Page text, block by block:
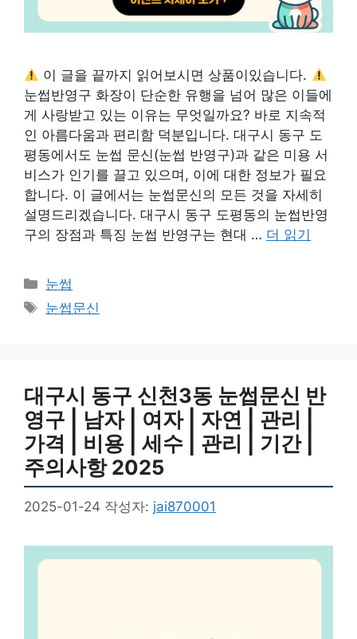
이 글을 끝까지 읽어보시면 상품이있습니다.
눈썹반영구 화장이 단순한 유행을 넘어 많은 이들에
게 사랑받고 있는 이유는 무엇일까요? 바로 지속적
인 아름다움과 편리함 덕분입니다. 대구시 동구 도
평동에서도 눈썹 문신(눈썹 반영구)과 같은 미용 서
비스가 인기를 끌고 있으며, 이에 대한 정보가 필요
합니다. 이 글에서는 눈썹문신의 모든 것을 자세히
설명드리겠습니다. 대구시 동구 도평동의 눈썹반영
구의 장점과 특징 눈썹 반영구는 현대 … 더 읽기
카
테
눈썹
태
눈썹문신
대구시 동구 신천3동 눈썹문신 반
영구 | 남자 | 여자 | 자연 | 관리 |
가격 | 비용 | 세수 | 관리 | 기간 |
주의사항 2025
2025-01-24 작성자: jai870001